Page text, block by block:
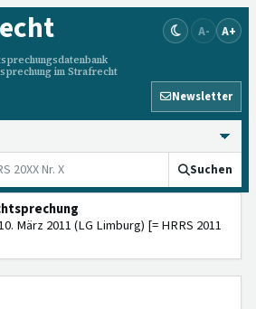
im Strafrecht
A- A+
Newsletter
Suchen
März 2011 (LG Limburg) [= HRRS 2011